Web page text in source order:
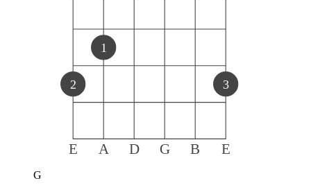
E A D G B E
2
1
3
G